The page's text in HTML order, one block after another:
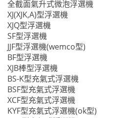
全截面氣升式微泡浮選機
XJ(XJK,A)型浮選機
XJQ型浮選機
SF型浮選機
JJF型浮選機(wemco型)
BF型浮選機
XJB棒型浮選機
BS-K型充氣式浮選機
BSF型充氣式浮選機
XCF型充氣式浮選機
KYF型充氣式浮選機(ok型)